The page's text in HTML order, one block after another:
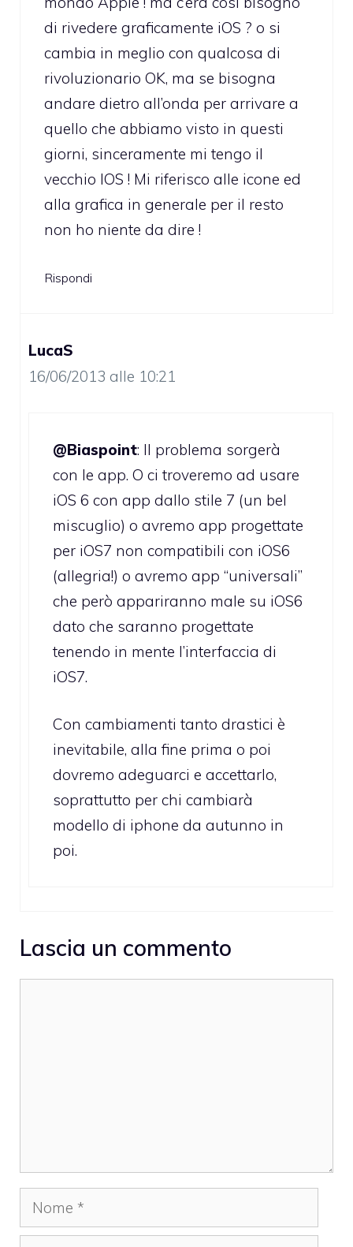
di rivedere graficamente iOS ? o si
cambia in meglio con qualcosa di
rivoluzionario OK, ma se bisogna
andare dietro all’onda per arrivare a
quello che abbiamo visto in questi
giorni, sinceramente mi tengo il
vecchio IOS ! Mi riferisco alle icone ed
alla grafica in generale per il resto
non ho niente da dire !
Rispondi
LucaS
16/06/2013 alle 10:21
@Biaspoint: Il problema sorgerà
con le app. O ci troveremo ad usare
iOS 6 con app dallo stile 7 (un bel
miscuglio) o avremo app progettate
per iOS7 non compatibili con iOS6
(allegria!) o avremo app “universali”
che però appariranno male su iOS6
dato che saranno progettate
tenendo in mente l’interfaccia di
iOS7.
Con cambiamenti tanto drastici è
inevitabile, alla fine prima o poi
dovremo adeguarci e accettarlo,
soprattutto per chi cambiarà
modello di iphone da autunno in
poi.
Lascia un commento
Nome